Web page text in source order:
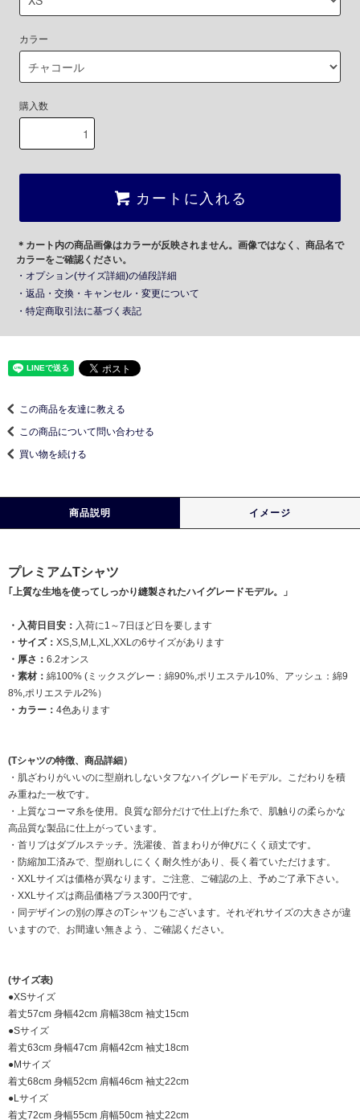
カラー
購入数
カートに入れる
＊カート内の商品画像はカラーが反映されません。画像ではなく、商品名で
カラーをご確認ください。
・オプション(サイズ詳細)の値段詳細
・返品・交換・キャンセル・変更について
・特定商取引法に基づく表記
この商品を友達に教える
この商品について問い合わせる
買い物を続ける
商品説明 イメージ
プレミアムTシャツ
｢上質な生地を使ってしっかり縫製されたハイグレードモデル。」
・入荷日目安： 入荷に1～7日ほど日を要します
・サイズ： XS,S,M,L,XL,XXLの6サイズがあります
・厚さ： 6.2オンス
・素材： 綿100% (ミックスグレー：綿90%,ポリエステル10%、アッシュ：綿9
8%,ポリエステル2%）
・カラー： 4色あります
(Tシャツの特徴、商品詳細）
・肌ざわりがいいのに型崩れしないタフなハイグレードモデル。こだわりを積
み重ねた一枚です。
・上質なコーマ糸を使用。良質な部分だけで仕上げた糸で、肌触りの柔らかな
高品質な製品に仕上がっています。
・首リブはダブルステッチ。洗濯後、首まわりが伸びにくく頑丈です。
・防縮加工済みで、型崩れしにくく耐久性があり、長く着ていただけます。
・XXLサイズは価格が異なります。ご注意、ご確認の上、予めご了承下さい。
・XXLサイズは商品価格プラス300円です。
・同デザインの別の厚さのTシャツもございます。それぞれサイズの大きさが違
いますので、お間違い無きよう、ご確認ください。
(サイズ表)
●XSサイズ
着丈57cm 身幅42cm 肩幅38cm 袖丈15cm
●Sサイズ
着丈63cm 身幅47cm 肩幅42cm 袖丈18cm
●Mサイズ
着丈68cm 身幅52cm 肩幅46cm 袖丈22cm
●Lサイズ
着丈72cm 身幅55cm 肩幅50cm 袖丈22cm